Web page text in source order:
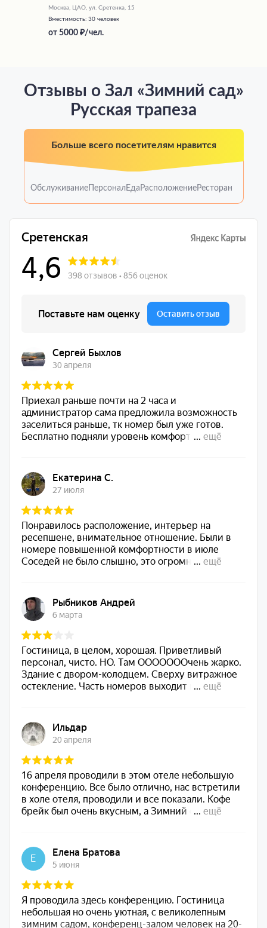
Москва, ЦАО, ул. Сретенка, 15
Вместимость: 30 человек
от 5000 /чел.
Отзывы о Зал «Зимний сад»
Русская трапеза
Больше всего посетителям нравится
ОбслуживаниеПерсоналЕда РасположениеРесторан